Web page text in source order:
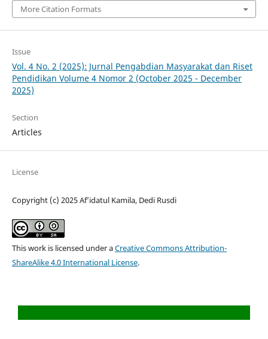
More Citation Formats
Issue
Vol. 4 No. 2 (2025): Jurnal Pengabdian Masyarakat dan Riset
Pendidikan Volume 4 Nomor 2 (October 2025 - December
2025)
Section
Articles
License
Copyright (c) 2025 Af’idatul Kamila, Dedi Rusdi
This work is licensed under aCreative Commons Attribution-
ShareAlike 4.0 International License.